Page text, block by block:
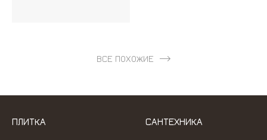
ВСЕ ПОХОЖИЕ
ПЛИТКА САНТЕХНИКА